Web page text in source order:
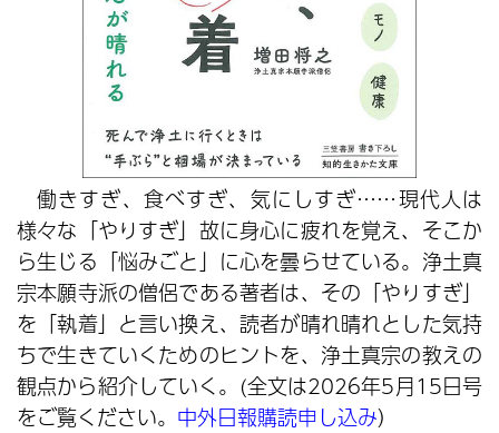
働きすぎ、食べすぎ、気にしすぎ……現代人は
様々な「やりすぎ」故に身心に疲れを覚え、そこか
ら生じる「悩みごと」に心を曇らせている。浄土真
宗本願寺派の僧侶である著者は、その「やりすぎ」
を「執着」と言い換え、読者が晴れ晴れとした気持
ちで生きていくためのヒントを、浄土真宗の教えの
観点から紹介していく。(全文は2026年5月15日号
をご覧ください。 中外日報購読申し込み）